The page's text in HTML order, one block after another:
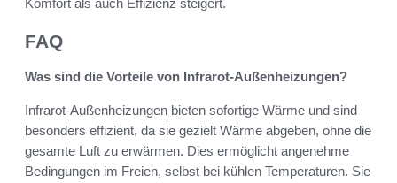
FAQ
Was sind die Vorteile von Infrarot-Außenheizungen?
Infrarot-Außenheizungen bieten sofortige Wärme und sind
besonders effizient, da sie gezielt Wärme abgeben, ohne die
gesamte Luft zu erwärmen. Dies ermöglicht angenehme
Bedingungen im Freien, selbst bei kühlen Temperaturen. Sie